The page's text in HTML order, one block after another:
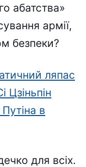
абатства»
армії,
безпеки?
ляпас
Цзіньпін
в
для всіх.